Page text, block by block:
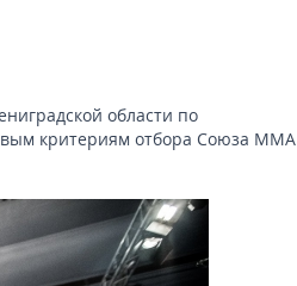
области по
критериям отбора Союза ММА